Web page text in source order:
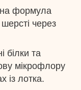
формула
через
білки та
мікрофлору
із лотка.